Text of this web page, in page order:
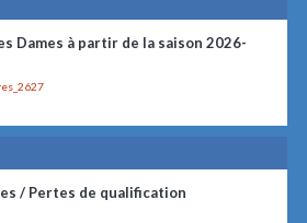
Dames à partir de la saison 2026-
/ Pertes de qualification